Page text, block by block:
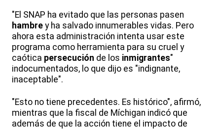
"El SNAP ha evitado que las personas pasen
hambre y ha salvado innumerables vidas. Pero
ahora esta administración intenta usar este
programa como herramienta para su cruel y
caótica persecución de los inmigrantes"
indocumentados, lo que dijo es "indignante,
inaceptable".
"Esto no tiene precedentes. Es histórico", afirmó,
mientras que la fiscal de Míchigan indicó que
además de que la acción tiene el impacto de